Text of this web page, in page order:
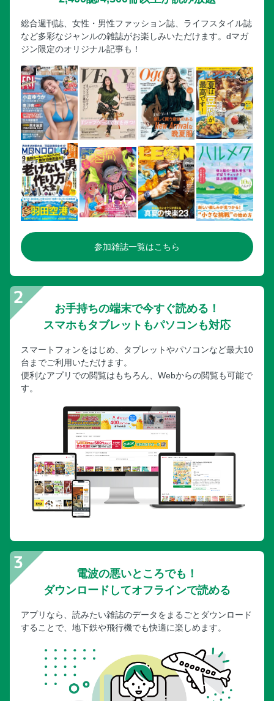
総合週刊誌、女性・男性ファッション誌、ライフスタイル誌
など多彩なジャンルの雑誌がお楽しみいただけます。dマガ
ジン限定のオリジナル記事も！
参加雑誌一覧はこちら
お手持ちの端末で今すぐ読める！
スマホもタブレットもパソコンも対応
スマートフォンをはじめ、タブレットやパソコンなど最大10
台までご利用いただけます。
便利なアプリでの閲覧はもちろん、Webからの閲覧も可能で
す。
電波の悪いところでも！
ダウンロードしてオフラインで読める
アプリなら、読みたい雑誌のデータをまるごとダウンロード
することで、地下鉄や飛行機でも快適に楽しめます。